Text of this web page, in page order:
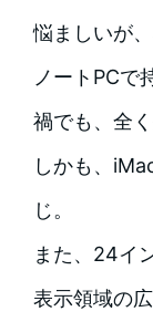
悩ましいが
ノートPCで
禍でも、全
しかも、
じ。
また、24イ
表示領域の